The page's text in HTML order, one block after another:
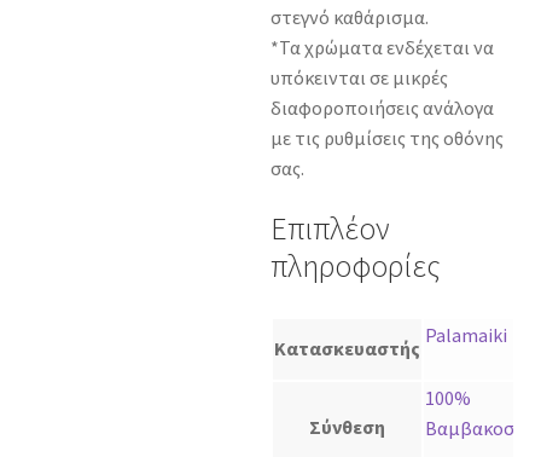
στεγνό καθάρισμα.
*Τα χρώματα ενδέχεται να
υπόκεινται σε μικρές
διαφοροποιήσεις ανάλογα
με τις ρυθμίσεις της οθόνης
σας.
Επιπλέον
πληροφορίες
Κατασκευαστής
Palamaiki
Σύνθεση
100%